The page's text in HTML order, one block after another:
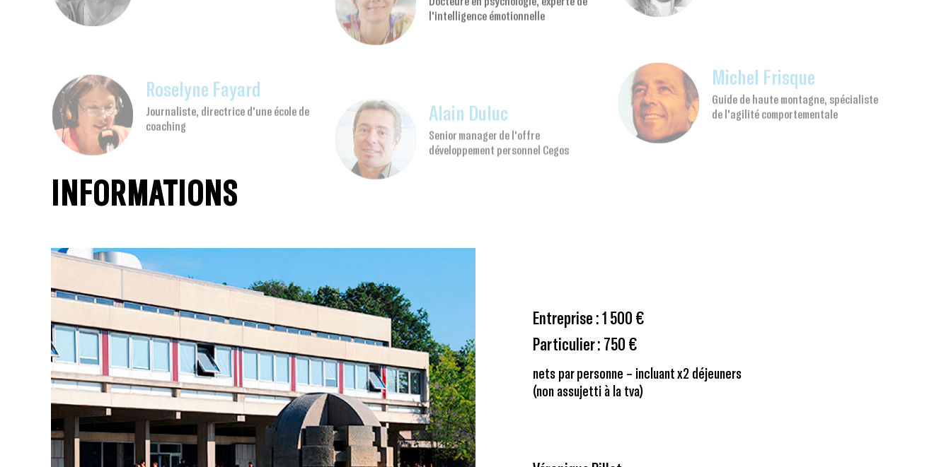
l'intelligence émotionnelle
Roselyne Fayard
Journaliste, directrice d'une école de
coaching
Alain Duluc
Senior manager de l'offre
développement personnel Cegos
Michel Frisque
Guide de haute montagne, spécialiste
de l'agilité comportementale
INFORMATIONS
Entreprise : 1 500 €
Particulier : 750 €
nets par personne – incluant x2 déjeuners
(non assujetti à la tva)